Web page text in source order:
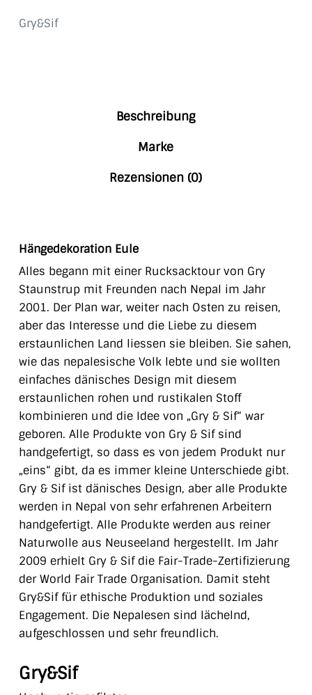
Gry&Sif
Beschreibung
Marke
Rezensionen (0)
Hängedekoration Eule
Alles begann mit einer Rucksacktour von Gry
Staunstrup mit Freunden nach Nepal im Jahr
2001. Der Plan war, weiter nach Osten zu reisen,
aber das Interesse und die Liebe zu diesem
erstaunlichen Land liessen sie bleiben. Sie sahen,
wie das nepalesische Volk lebte und sie wollten
einfaches dänisches Design mit diesem
erstaunlichen rohen und rustikalen Stoff
kombinieren und die Idee von „Gry & Sif“ war
geboren. Alle Produkte von Gry & Sif sind
handgefertigt, so dass es von jedem Produkt nur
„eins“ gibt, da es immer kleine Unterschiede gibt.
Gry & Sif ist dänisches Design, aber alle Produkte
werden in Nepal von sehr erfahrenen Arbeitern
handgefertigt. Alle Produkte werden aus reiner
Naturwolle aus Neuseeland hergestellt. Im Jahr
2009 erhielt Gry & Sif die Fair-Trade-Zertifizierung
der World Fair Trade Organisation. Damit steht
Gry&Sif für ethische Produktion und soziales
Engagement. Die Nepalesen sind lächelnd,
aufgeschlossen und sehr freundlich.
Gry&Sif